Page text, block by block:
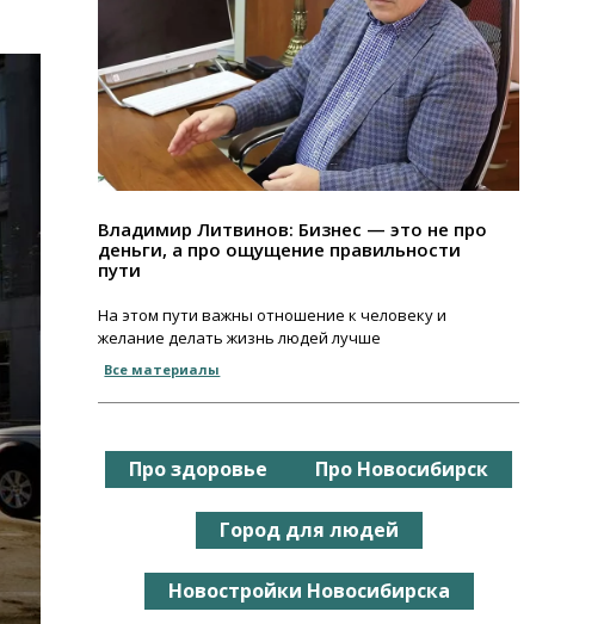
Владимир Литвинов: Бизнес — это не про
деньги, а про ощущение правильности
пути
На этом пути важны отношение к человеку и
желание делать жизнь людей лучше
Все материалы
Про здоровье Про Новосибирск
Город для людей
Новостройки Новосибирска